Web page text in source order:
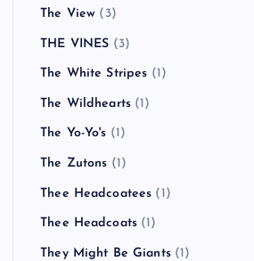
The View (3)
THE VINES (3)
The White Stripes (1)
The Wildhearts (1)
The Yo-Yo's (1)
The Zutons (1)
Thee Headcoatees (1)
Thee Headcoats (1)
They Might Be Giants(1)